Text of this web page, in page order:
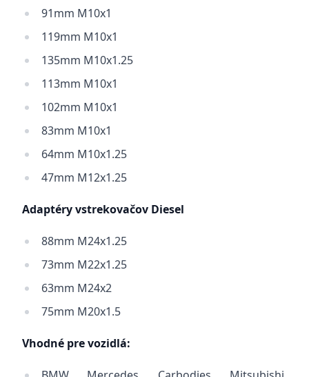
91mm M10x1
119mm M10x1
135mm M10x1.25
113mm M10x1
102mm M10x1
83mm M10x1
64mm M10x1.25
47mm M12x1.25
Adaptéry vstrekovačov Diesel
88mm M24x1.25
73mm M22x1.25
63mm M24x2
75mm M20x1.5
Vhodné pre vozidlá: